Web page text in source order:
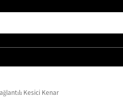
Kesici Kenar